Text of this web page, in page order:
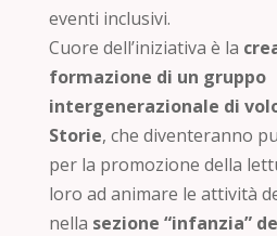
eventi inclusivi.
Cuore dell’iniziativa è la
formazione di un gruppo
intergenerazionale di
Storie, che diventeranno
per la promozione della
loro ad animare le attività
nella sezione “infanzia”